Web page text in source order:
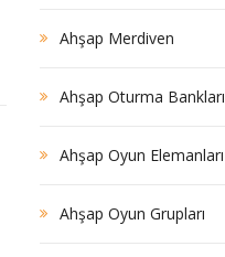
Ahşap Merdiven
Ahşap Oturma Bankları
Ahşap Oyun Elemanları
Ahşap Oyun Grupları